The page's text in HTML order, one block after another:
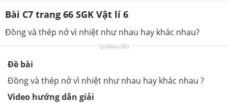
Bài C7 trang 66 SGK Vật lí 6
Đồng và thép nở vì nhiệt như nhau hay khác nhau?
QUẢNG CÁO
Đề bài
Đồng và thép nở vì nhiệt như nhau hay khác nhau ?
Video hướng dẫn giải